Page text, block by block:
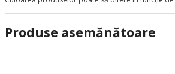
Produse asemănătoare